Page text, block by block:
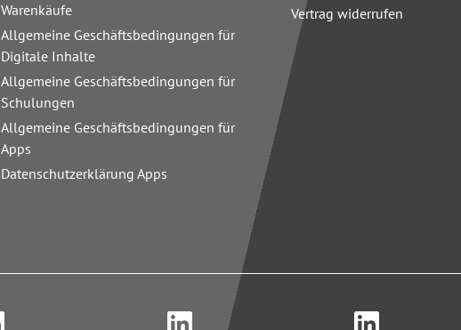
Warenkäufe
Allgemeine Geschäftsbedingungen für
Digitale Inhalte
Allgemeine Geschäftsbedingungen für
Schulungen
Allgemeine Geschäftsbedingungen für
Apps
Datenschutzerklärung Apps
Vertrag widerrufen